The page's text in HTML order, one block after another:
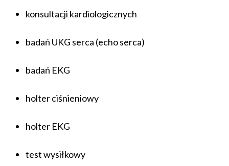
konsultacji kardiologicznych
badań UKG serca (echo serca)
badań EKG
holter ciśnieniowy
holter EKG
test wysiłkowy